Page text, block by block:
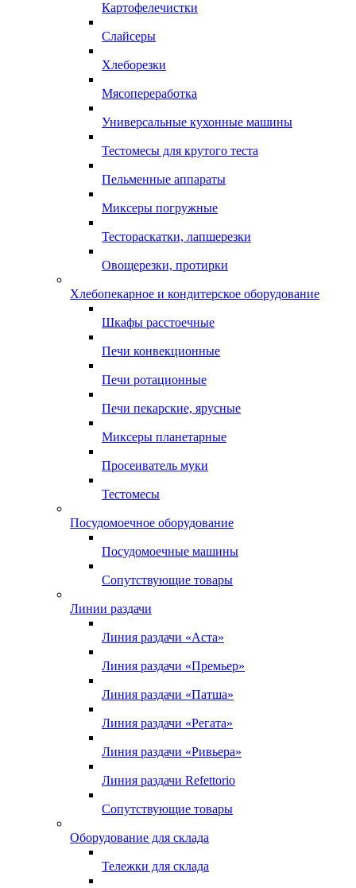
Картофелечистки
Слайсеры
Хлеборезки
Мясопереработка
Универсальные кухонные машины
Тестомесы для крутого теста
Пельменные аппараты
Миксеры погружные
Тестораскатки, лапшерезки
Овощерезки, протирки
Хлебопекарное и кондитерское оборудование
Шкафы расстоечные
Печи конвекционные
Печи ротационные
Печи пекарские, ярусные
Миксеры планетарные
Просеиватель муки
Тестомесы
Посудомоечное оборудование
Посудомоечные машины
Сопутствующие товары
Линии раздачи
Линия раздачи «Аста»
Линия раздачи «Премьер»
Линия раздачи «Патша»
Линия раздачи «Регата»
Линия раздачи «Ривьера»
Линия раздачи Refettorio
Сопутствующие товары
Оборудование для склада
Тележки для склада